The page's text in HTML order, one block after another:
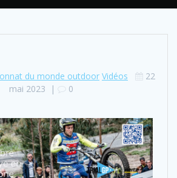
du monde outdoor Vidéos
22
mai 2023 | 0